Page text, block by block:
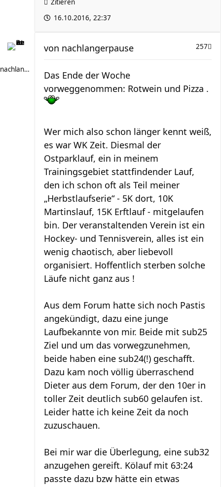
Zitieren
16.10.2016, 22:37
nachlangerpause
257
von nachlangerpause
Das Ende der Woche
vorweggenommen: Rotwein und Pizza .
Wer mich also schon länger kennt weiß,
es war WK Zeit. Diesmal der
Ostparklauf, ein in meinem
Trainingsgebiet stattfindender Lauf,
den ich schon oft als Teil meiner
„Herbstlaufserie“ - 5K dort, 10K
Martinslauf, 15K Erftlauf - mitgelaufen
bin. Der veranstaltenden Verein ist ein
Hockey- und Tennisverein, alles ist ein
wenig chaotisch, aber liebevoll
organisiert. Hoffentlich sterben solche
Läufe nicht ganz aus !
Aus dem Forum hatte sich noch Pastis
angekündigt, dazu eine junge
Laufbekannte von mir. Beide mit sub25
Ziel und um das vorwegzunehmen,
beide haben eine sub24(!) geschafft.
Dazu kam noch völlig überraschend
Dieter aus dem Forum, der den 10er in
toller Zeit deutlich sub60 gelaufen ist.
Leider hatte ich keine Zeit da noch
zuzuschauen.
Bei mir war die Überlegung, eine sub32
anzugehen gereift. Kölauf mit 63:24
passte dazu bzw hätte ein etwas